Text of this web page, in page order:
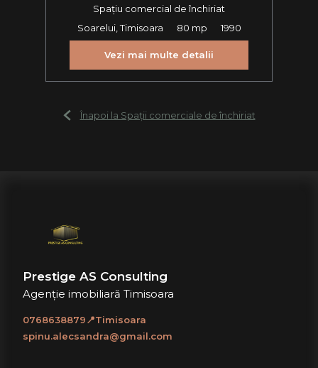
Spațiu comercial de închiriat
Soarelui, Timisoara
80 mp 1990
Vezi mai multe detalii
Înapoi la Spații comerciale de închiriat
Prestige AS Consulting
Agenție imobiliară Timisoara
0768638879📍Timisoara
spinu.alecsandra@gmail.com